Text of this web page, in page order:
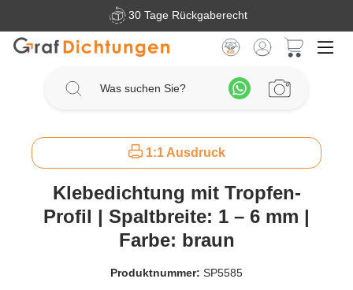
Zum Hauptinhalt springen30 Tage Rückgaberecht
1:1 Ausdruck
Klebedichtung mit Tropfen-
Profil | Spaltbreite: 1 – 6 mm |
Farbe: braun
Produktnummer: SP5585